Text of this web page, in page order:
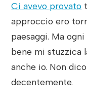
Ci avevo provato
approccio ero
paesaggi. Ma
bene mi stuzzica
anche io. Non
decentemente.